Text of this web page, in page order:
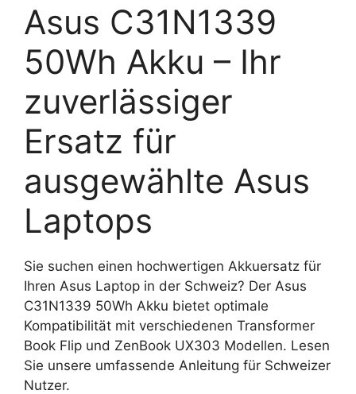
Asus C31N1339
50Wh Akku – Ihr
zuverlässiger
Ersatz für
ausgewählte Asus
Laptops
Sie suchen einen hochwertigen Akkuersatz für
Ihren Asus Laptop in der Schweiz? Der Asus
C31N1339 50Wh Akku bietet optimale
Kompatibilität mit verschiedenen Transformer
Book Flip und ZenBook UX303 Modellen. Lesen
Sie unsere umfassende Anleitung für Schweizer
Nutzer.